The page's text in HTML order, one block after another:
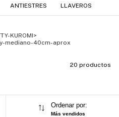
ANTIESTRES LLAVEROS
KUROMI>
mediano-40cm-aprox
20 productos
Ordenar por:
Más vendidos